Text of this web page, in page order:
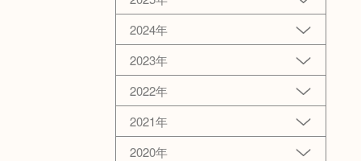
2024年
2023年
2022年
2021年
2020年